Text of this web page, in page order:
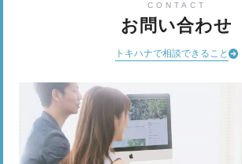
CONTACT
お問い合わせ
トキハナで相談できること